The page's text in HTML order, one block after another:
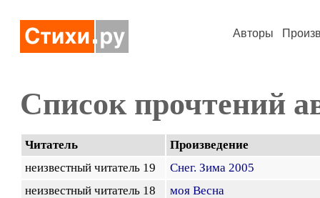
Авторы
Список прочтений
Читатель
Произведение
неизвестный читатель 19
Снег. Зима 2005
неизвестный читатель 18
моя Весна